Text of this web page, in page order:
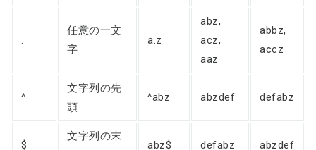
.
任意の一文
字
a.z
abz,
acz,
aaz
abbz,
accz
^
文字列の先
頭
^abz abzdef defabz
$
文字列の末
abz$ defabz abzdef